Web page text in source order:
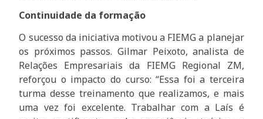
Continuidade da formação
O sucesso da iniciativa motivou a FIEMG a planejar
os próximos passos. Gilmar Peixoto, analista de
Relações Empresariais da FIEMG Regional ZM,
reforçou o impacto do curso: “Essa foi a terceira
turma desse treinamento que realizamos, e mais
uma vez foi excelente. Trabalhar com a Laís é